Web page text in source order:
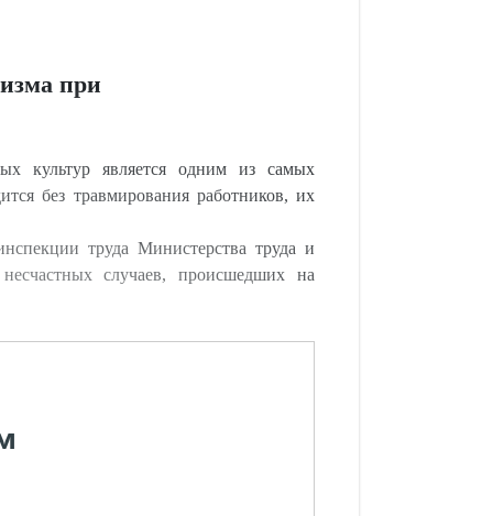
при
культур является одним из самых
без травмирования работников, их
труда Министерства труда и
случаев, происшедших на